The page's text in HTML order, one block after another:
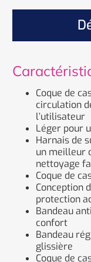
Coque de
circulation
l’utilisateur
Léger pour
Harnais de
un meilleur
nettoyage
Coque de
Conception
protection
Bandeau
confort
Bandeau
glissière
Coque de